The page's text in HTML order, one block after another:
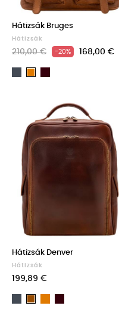
Hátizsák Bruges
Hátizsák
210,00 € -20% 168,00 €
Hátizsák Denver
Hátizsák
199,89 €